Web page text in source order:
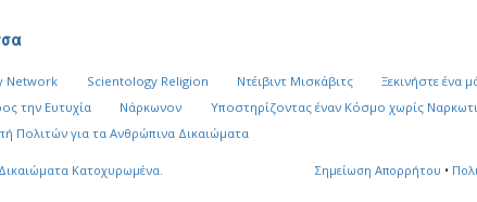
Network Scientology Religion Ντέιβιντ Μισκάβιτς Ξεκινήστε ένα
την Ευτυχία Νάρκωνον Υποστηρίζοντας έναν Κόσμο χωρίς
Πολιτών για τα Ανθρώπινα Δικαιώματα
Κατοχυρωμένα. Σημείωση Απορρήτου •